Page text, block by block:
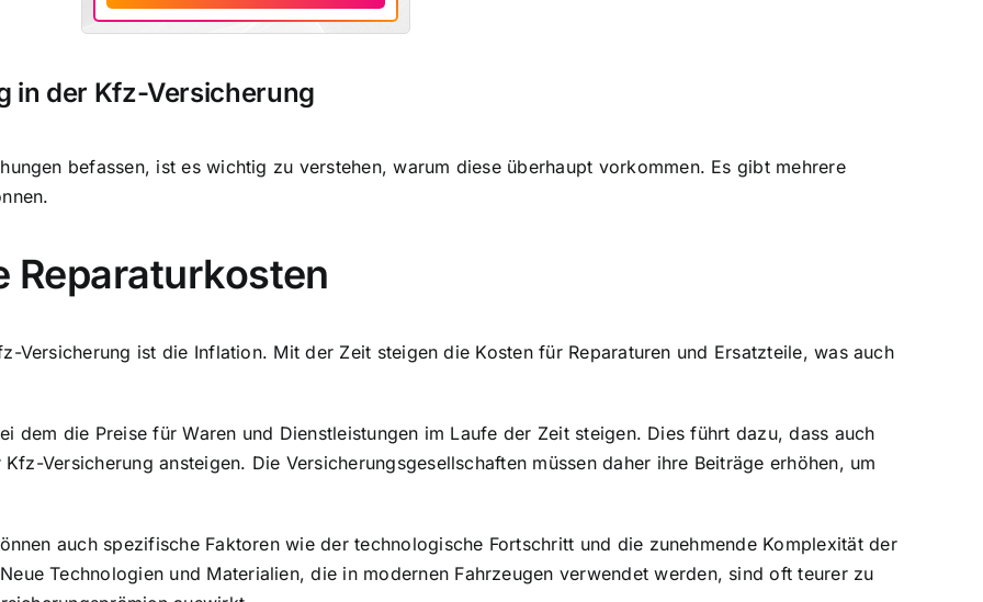
in der Kfz-Versicherung
befassen, ist es wichtig zu verstehen, warum diese überhaupt vorkommen. Es gibt mehrere
Reparaturkosten
Versicherung ist die Inflation. Mit der Zeit steigen die Kosten für Reparaturen und Ersatzteile, was auch
dem die Preise für Waren und Dienstleistungen im Laufe der Zeit steigen. Dies führt dazu, dass auch
Versicherung ansteigen. Die Versicherungsgesellschaften müssen daher ihre Beiträge erhöhen, um
auch spezifische Faktoren wie der technologische Fortschritt und die zunehmende Komplexität der
Technologien und Materialien, die in modernen Fahrzeugen verwendet werden, sind oft teurer zu